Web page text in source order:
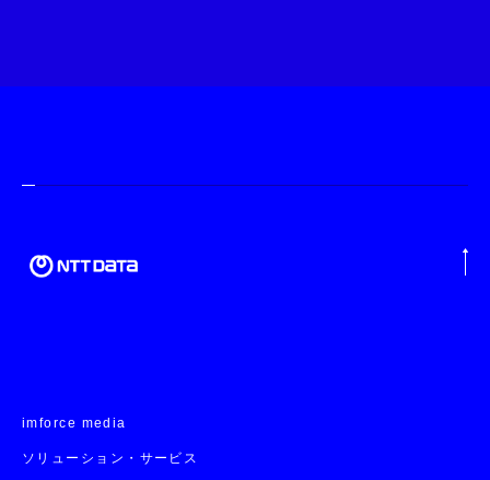
imforce media
ソリューション・サービス